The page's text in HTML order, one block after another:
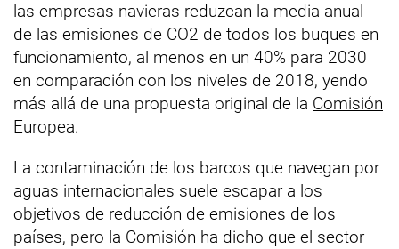
las empresas navieras reduzcan la media anual
de las emisiones de CO2 de todos los buques en
funcionamiento, al menos en un 40% para 2030
en comparación con los niveles de 2018, yendo
más allá de una propuesta original de la Comisión
Europea.
La contaminación de los barcos que navegan por
aguas internacionales suele escapar a los
objetivos de reducción de emisiones de los
países, pero la Comisión ha dicho que el sector